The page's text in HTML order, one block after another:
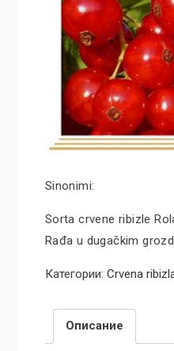
Sinonimi:
Sorta crvene ribizle
Rađa u dugačkim
Категории: Crvena
Описание